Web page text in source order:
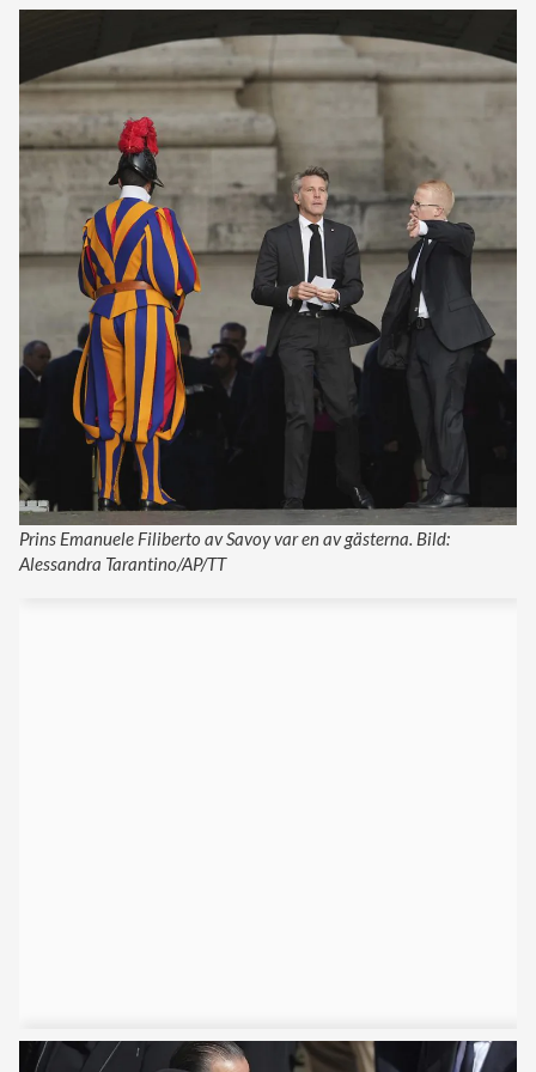
Prins Emanuele Filiberto av Savoy var en av gästerna. Bild:
Alessandra Tarantino/AP/TT